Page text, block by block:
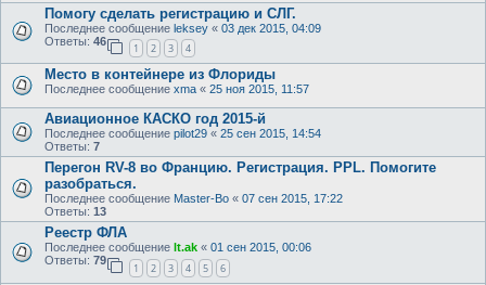
Помогу сделать регистрацию и СЛГ.
Последнее сообщение leksey « 03 дек 2015, 04:09
Ответы: 46
1 2 3 4
Место в контейнере из Флориды
Последнее сообщение xma « 25 ноя 2015, 11:57
Авиационное КАСКО год 2015-й
Последнее сообщение pilot29 « 25 сен 2015, 14:54
Ответы: 7
Перегон RV-8 во Францию. Регистрация. PPL. Помогите
разобраться.
Последнее сообщение Master-Bo « 07 сен 2015, 17:22
Ответы: 13
Реестр ФЛА
Последнее сообщение lt.ak « 01 сен 2015, 00:06
Ответы: 79
1 2 3 4 5 6